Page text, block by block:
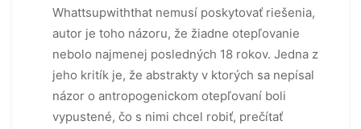
Whattsupwiththat nemusí poskytovať riešenia,
autor je toho názoru, že žiadne otepľovanie
nebolo najmenej posledných 18 rokov. Jedna z
jeho kritík je, že abstrakty v ktorých sa nepísal
názor o antropogenickom otepľovaní boli
vypustené, čo s nimi chcel robiť, prečítať